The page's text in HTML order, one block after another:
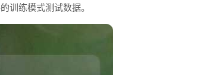
训练模式测试数据。